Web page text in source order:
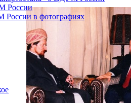
России
в фотографиях